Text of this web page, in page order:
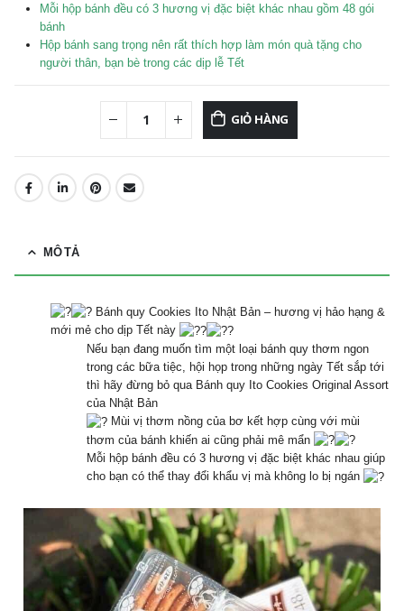
Mỗi hộp bánh đều có 3 hương vị đặc biệt khác nhau gồm 48 gói
bánh
Hộp bánh sang trọng nên rất thích hợp làm món quà tặng cho
người thân, bạn bè trong các dịp lễ Tết
GIỎ HÀNG
MÔ TẢ
Bánh quy Cookies Ito Nhật Bản – hương vị hảo hạng &
mới mẻ cho dịp Tết này
Nếu bạn đang muốn tìm một loại bánh quy thơm ngon
trong các bữa tiệc, hội họp trong những ngày Tết sắp tới
thì hãy đừng bỏ qua Bánh quy Ito Cookies Original Assort
của Nhật Bản
Mùi vị thơm nồng của bơ kết hợp cùng với mùi
thơm của bánh khiến ai cũng phải mê mẩn
Mỗi hộp bánh đều có 3 hương vị đặc biệt khác nhau giúp
cho bạn có thể thay đổi khẩu vị mà không lo bị ngán